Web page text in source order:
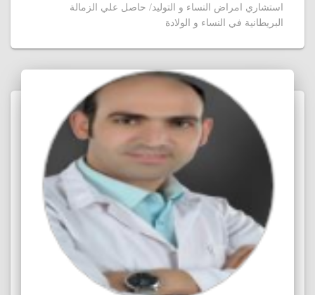
استشاري امراض النساء و التوليد/ حاصل علي الزمالة
البريطانية في النساء و الولادة